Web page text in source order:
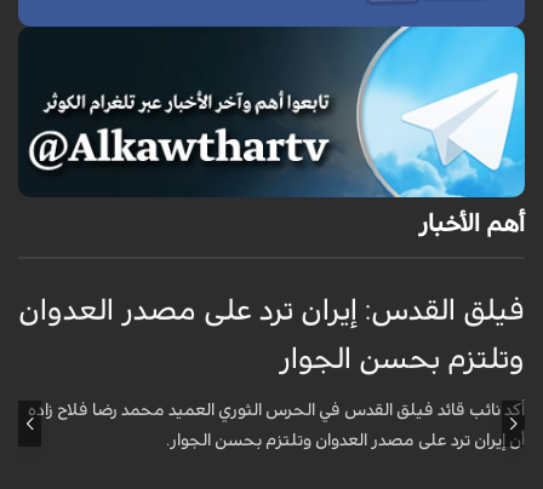
أهم الأخبار
فيلق القدس: إيران ترد على مصدر العدوان
وتلتزم بحسن الجوار
أكد نائب قائد فيلق القدس في الحرس الثوري العميد محمد رضا فلاح زاده
أن إيران ترد على مصدر العدوان وتلتزم بحسن الجوار.